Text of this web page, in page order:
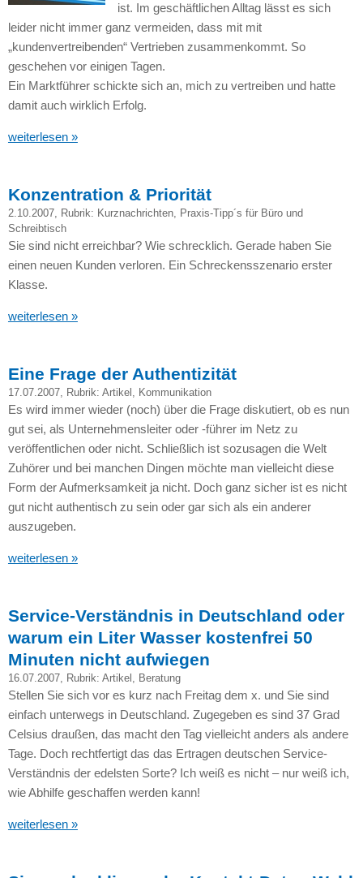
ist. Im geschäftlichen Alltag lässt es sich
leider nicht immer ganz vermeiden, dass mit mit
„kundenvertreibenden“ Vertrieben zusammenkommt. So
geschehen vor einigen Tagen.
Ein Marktführer schickte sich an, mich zu vertreiben und hatte
damit auch wirklich Erfolg.
weiterlesen »
Konzentration & Priorität
2.10.2007, Rubrik: Kurznachrichten, Praxis-Tipp´s für Büro und
Schreibtisch
Sie sind nicht erreichbar? Wie schrecklich. Gerade haben Sie
einen neuen Kunden verloren. Ein Schreckensszenario erster
Klasse.
weiterlesen »
Eine Frage der Authentizität
17.07.2007, Rubrik: Artikel , Kommunikation
Es wird immer wieder (noch) über die Frage diskutiert, ob es nun
gut sei, als Unternehmensleiter oder -führer im Netz zu
veröffentlichen oder nicht. Schließlich ist sozusagen die Welt
Zuhörer und bei manchen Dingen möchte man vielleicht diese
Form der Aufmerksamkeit ja nicht. Doch ganz sicher ist es nicht
gut nicht authentisch zu sein oder gar sich als ein anderer
auszugeben.
weiterlesen »
Service-Verständnis in Deutschland oder
warum ein Liter Wasser kostenfrei 50
Minuten nicht aufwiegen
16.07.2007, Rubrik: Artikel Beratung
Stellen Sie sich vor es kurz nach Freitag dem x. und Sie sind
einfach unterwegs in Deutschland. Zugegeben es sind 37 Grad
Celsius draußen, das macht den Tag vielleicht anders als andere
Tage. Doch rechtfertigt das das Ertragen deutschen Service-
Verständnis der edelsten Sorte? Ich weiß es nicht – nur weiß ich,
wie Abhilfe geschaffen werden kann!
weiterlesen »